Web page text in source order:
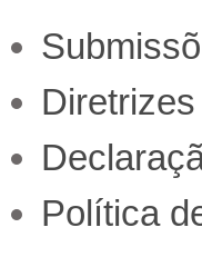
Política